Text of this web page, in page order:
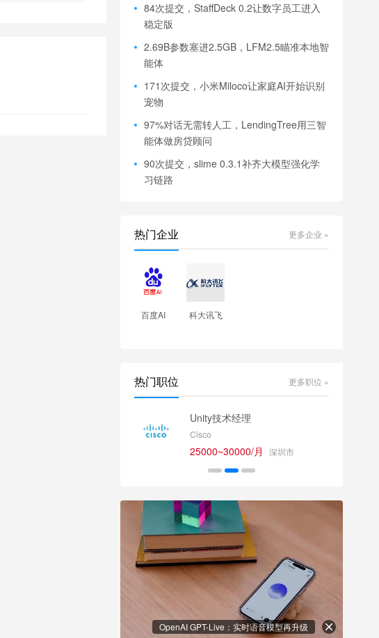
84次提交，StaffDeck 0.2让数字员工进入
稳定版
2.69B参数塞进2.5GB，LFM2.5瞄准本地智
能体
171次提交，小米Miloco让家庭AI开始识别
宠物
97%对话无需转人工，LendingTree用三智
能体做房贷顾问
90次提交，slime 0.3.1补齐大模型强化学
习链路
热门企业 更多企业 »
百度AI 科大讯飞
热门职位 更多职位 »
Unity技术经理
Cisco
25000~30000/月 深圳市
OpenAI GPT-Live：实时语音模型再升级